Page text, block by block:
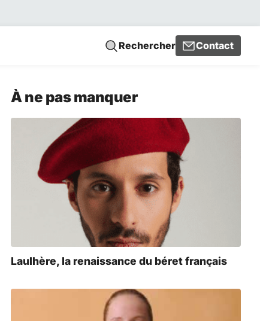
Rechercher Contact
À ne pas manquer
Laulhère, la renaissance du béret français